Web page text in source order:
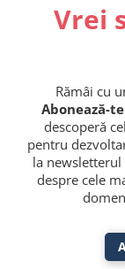
Vrei
Rămâi cu
Abonează-
descoperă
pentru
la
despre cele